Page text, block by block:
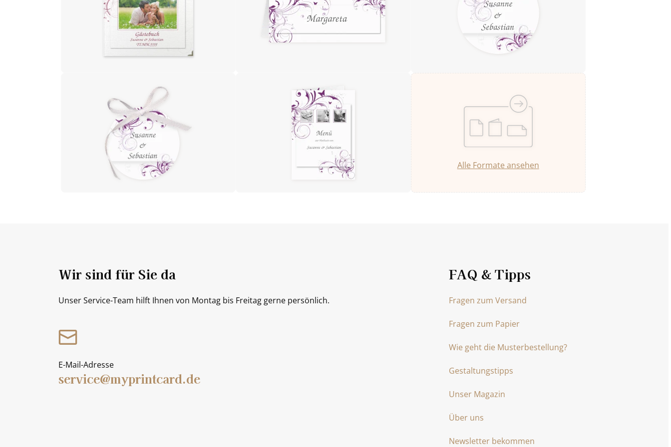
Alle Formate ansehen
FAQ & Tipps
Fragen zum Versand
Fragen zum Papier
Wie geht die Musterbestellung?
Gestaltungstipps
Unser Magazin
Über uns
Newsletter bekommen
Wir sind für Sie da
Unser Service-Team hilft Ihnen von Montag bis Freitag gerne persönlich.
E-Mail-Adresse
service@myprintcard.de